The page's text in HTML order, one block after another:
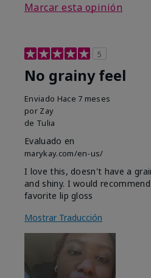
Marcar esta opinión
5
No grainy feel
Enviado Hace 7 meses
por Zay
de Tulia
Evaluado en
marykay.com/en-us/
I love this, doesn't have a
and shiny. I would
favorite lip gloss
Mostrar Traducción